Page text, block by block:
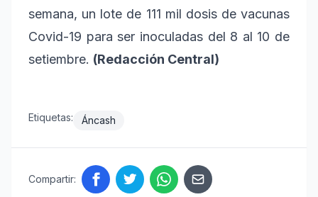
semana, un lote de 111 mil dosis de vacunas
Covid-19 para ser inoculadas del 8 al 10 de
setiembre. (Redacción Central)
Etiquetas: Áncash
Compartir: